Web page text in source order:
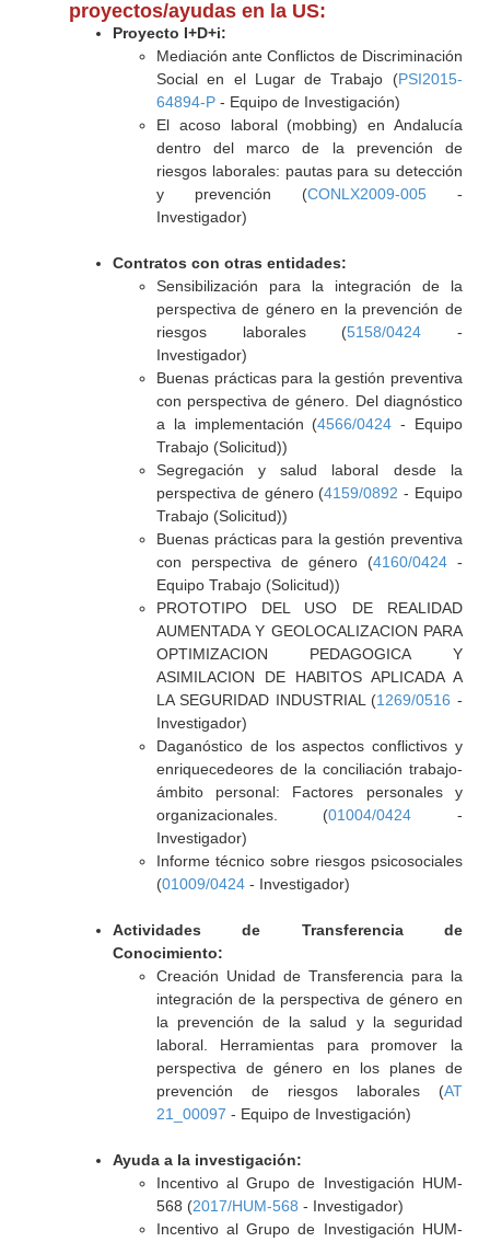
proyectos/ayudas en la US:
Proyecto I+D+i:
Mediación ante Conflictos de Discriminación
Social en el Lugar de Trabajo (PSI2015-
64894-P- Equipo de Investigación)
El acoso laboral (mobbing) en Andalucía
dentro del marco de la prevención de
riesgos laborales: pautas para su detección
y prevención (CONLX2009-005-
Investigador)
Contratos con otras entidades:
Sensibilización para la integración de la
perspectiva de género en la prevención de
riesgos laborales (5158/0424 -
Investigador)
Buenas prácticas para la gestión preventiva
con perspectiva de género. Del diagnóstico
a la implementación (4566/0424 - Equipo
Trabajo (Solicitud))
Segregación y salud laboral desde la
perspectiva de género (4159/0892 - Equipo
Trabajo (Solicitud))
Buenas prácticas para la gestión preventiva
con perspectiva de género (4160/0424-
Equipo Trabajo (Solicitud))
PROTOTIPO DEL USO DE REALIDAD
AUMENTADA Y GEOLOCALIZACION PARA
OPTIMIZACION PEDAGOGICA Y
ASIMILACION DE HABITOS APLICADA A
LA SEGURIDAD INDUSTRIAL (1269/0516 -
Investigador)
Daganóstico de los aspectos conflictivos y
enriquecedeores de la conciliación trabajo-
ámbito personal: Factores personales y
organizacionales. (01004/0424 -
Investigador)
Informe técnico sobre riesgos psicosociales
(01009/0424- Investigador)
Actividades de Transferencia de
Conocimiento:
Creación Unidad de Transferencia para la
integración de la perspectiva de género en
la prevención de la salud y la seguridad
laboral. Herramientas para promover la
perspectiva de género en los planes de
prevención de riesgos laborales (AT
21_00097 - Equipo de Investigación)
Ayuda a la investigación:
Incentivo al Grupo de Investigación HUM-
568 (2017/HUM-568 - Investigador)
Incentivo al Grupo de Investigación HUM-